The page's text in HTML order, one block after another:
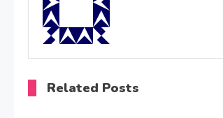
Related Posts